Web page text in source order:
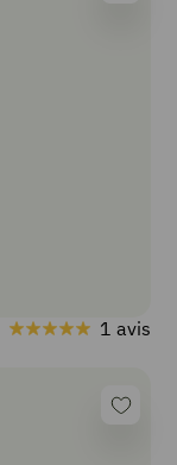
1 avis